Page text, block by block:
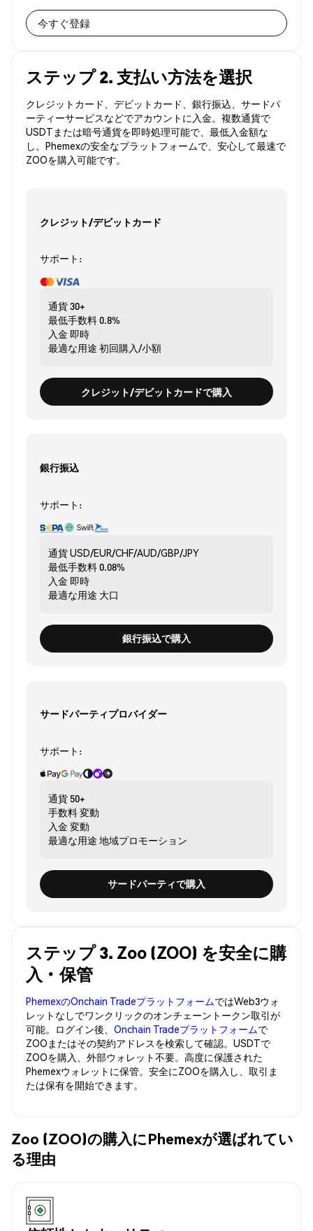
今すぐ登録
ステップ 2. 支払い方法を選択
クレジットカード、デビットカード、銀行振込、サードパ
ーティーサービスなどでアカウントに入金。複数通貨で
USDTまたは暗号通貨を即時処理可能で、最低入金額な
し。Phemexの安全なプラットフォームで、安心して最速で
ZOOを購入可能です。
クレジット/デビットカード
サポート:
通貨30+
最低手数料0.8%
入金 即時
最適な用途 初回購入/小額
クレジット/デビットカードで購入
銀行振込
サポート:
通貨USD/EUR/CHF/AUD/GBP/JPY
最低手数料0.08%
入金 即時
最適な用途 大口
銀行振込で購入
サードパーティプロバイダー
サポート:
通貨 50+
手数料変動
入金 変動
最適な用途 地域プロモーション
サードパーティで購入
ステップ 3. Zoo (ZOO) を安全に購
入・保管
PhemexのOnchain TradeプラットフォームではWeb3ウォ
レットなしでワンクリックのオンチェーントークン取引が
可能。ログイン後、 Onchain Tradeプラットフォームで
ZOOまたはその契約アドレスを検索して確認。USDTで
ZOOを購入、外部ウォレット不要。高度に保護された
Phemexウォレットに保管。安全にZOOを購入し、取引ま
たは保有を開始できます。
Zoo (ZOO)の購入にPhemexが選ばれてい
る理由